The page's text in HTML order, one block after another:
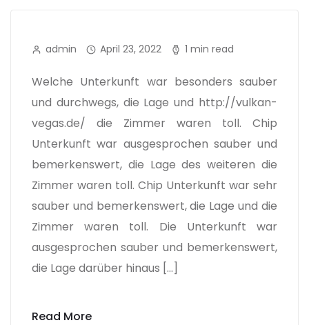
admin April 23, 2022 1 min read
Welche Unterkunft war besonders sauber
und durchwegs, die Lage und http://vulkan-
vegas.de/ die Zimmer waren toll. Chip
Unterkunft war ausgesprochen sauber und
bemerkenswert, die Lage des weiteren die
Zimmer waren toll. Chip Unterkunft war sehr
sauber und bemerkenswert, die Lage und die
Zimmer waren toll. Die Unterkunft war
ausgesprochen sauber und bemerkenswert,
die Lage darüber hinaus […]
Read More